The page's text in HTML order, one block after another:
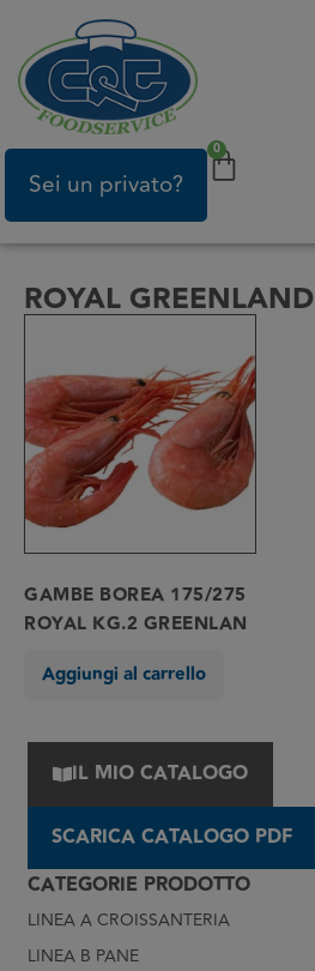
Sei un privato?
0
IL MIO CATALOGO
SCARICA CATALOGO PDF
CATEGORIE PRODOTTO
LINEA A CROISSANTERIA
LINEA B PANE
ROYAL GREENLAND
GAMBE BOREA 175/275
ROYAL KG.2 GREENLAN
Aggiungi al carrello